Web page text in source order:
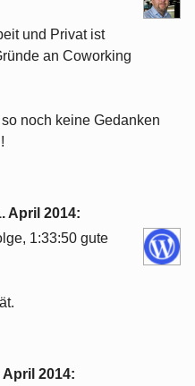
und Privat ist
an Coworking
noch keine Gedanken
April 2014:
1:33:50 gute
April 2014: